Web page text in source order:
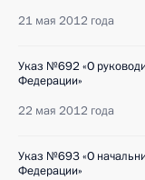
21 мая 2012 года
Указ №692 «О
Федерации»
22 мая 2012 года
Указ №693 «О
Федерации»